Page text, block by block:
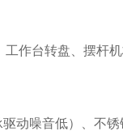
作台转盘、摆杆
动噪音低）、不